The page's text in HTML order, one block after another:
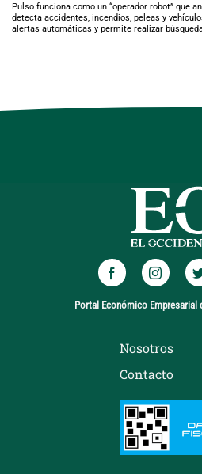
Pulso funciona como un “operador robot” que
detecta accidentes, incendios, peleas y
alertas automáticas y permite realizar
Portal Económico Empresarial
Nosotros
Contacto